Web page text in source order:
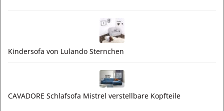
Kindersofa von Lulando Sternchen
CAVADORE Schlafsofa Mistrel verstellbare Kopfteile